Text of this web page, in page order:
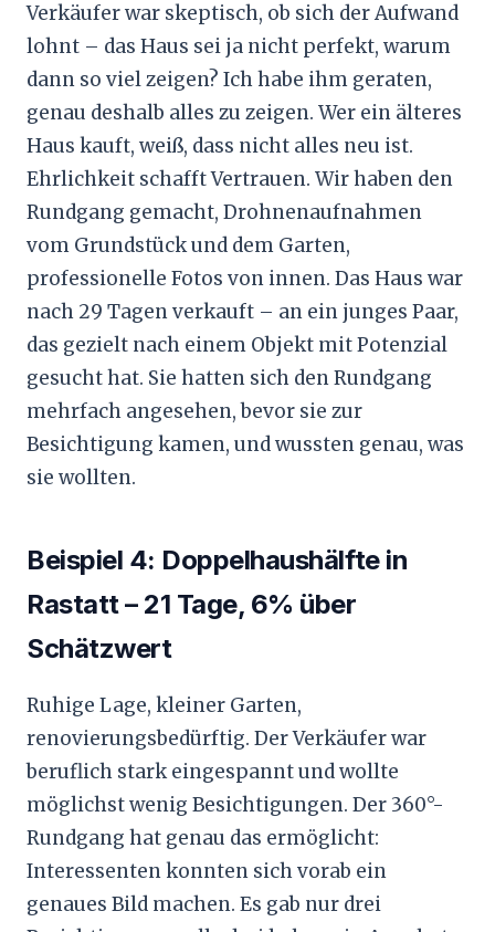
Verkäufer war skeptisch, ob sich der Aufwand
lohnt – das Haus sei ja nicht perfekt, warum
dann so viel zeigen? Ich habe ihm geraten,
genau deshalb alles zu zeigen. Wer ein älteres
Haus kauft, weiß, dass nicht alles neu ist.
Ehrlichkeit schafft Vertrauen. Wir haben den
Rundgang gemacht, Drohnenaufnahmen
vom Grundstück und dem Garten,
professionelle Fotos von innen. Das Haus war
nach 29 Tagen verkauft – an ein junges Paar,
das gezielt nach einem Objekt mit Potenzial
gesucht hat. Sie hatten sich den Rundgang
mehrfach angesehen, bevor sie zur
Besichtigung kamen, und wussten genau, was
sie wollten.
Beispiel 4: Doppelhaushälfte in
Rastatt – 21 Tage, 6% über
Schätzwert
Ruhige Lage, kleiner Garten,
renovierungsbedürftig. Der Verkäufer war
beruflich stark eingespannt und wollte
möglichst wenig Besichtigungen. Der 360°-
Rundgang hat genau das ermöglicht:
Interessenten konnten sich vorab ein
genaues Bild machen. Es gab nur drei